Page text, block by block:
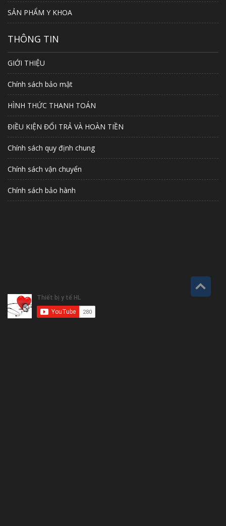
SẢN PHẨM Y KHOA
THÔNG TIN
GIỚI THIỆU
Chính sách bảo mật
HÌNH THỨC THANH TOÁN
ĐIỀU KIỆN ĐỔI TRẢ VÀ HOÀN TIỀN
Chính sách quy định chung
Chính sách vận chuyển
Chính sách bảo hành